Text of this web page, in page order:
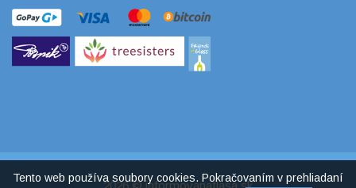
Tento web používa soubory cookies. Pokračovaním v prehliadaní
2026 ©informovanaflasa.sk